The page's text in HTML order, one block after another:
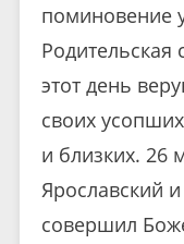
поминовение
Родительская
этот день
своих
и близких. 26
Ярославский
совершил